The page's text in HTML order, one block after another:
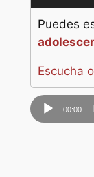
Puedes
Escucha
de
00:00